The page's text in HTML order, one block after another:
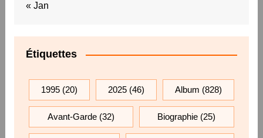
« Jan
Étiquettes
1995(20) 2025 (46) Album (828)
Avant-Garde(32) Biographie (25)